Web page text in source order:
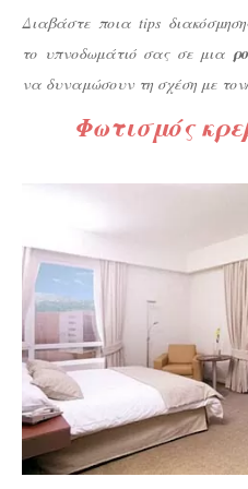
Διαβάστε ποια tips
το υπνοδωμάτιό σας σε μια
να δυναμώσουν τη σχέση με
Φωτισμός